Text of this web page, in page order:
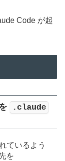
Code が起
.claude
ているよう
を